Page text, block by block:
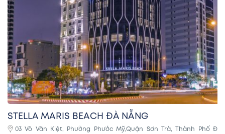
STELLA MARIS BEACH ĐÀ NẴNG
03 Võ Văn Kiệt, Phường Phước Mỹ,Quận Sơn Trà, Thành Phố Đà